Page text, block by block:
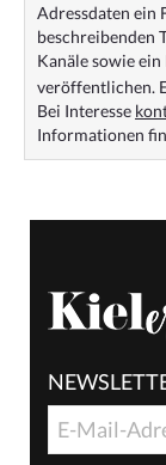
Adressdaten ein
beschreibenden
Kanäle sowie
veröffentlichen.
Bei Interesse
Informationen